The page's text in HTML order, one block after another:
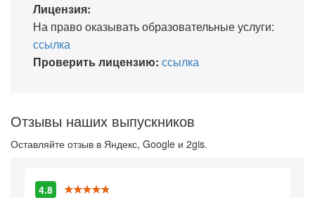
Лицензия:
На право оказывать образовательные услуги:
ссылка
Проверить лицензию: ссылка
Отзывы наших выпускников
Оставляйте отзыв в Яндекс, Google и 2gis.
4.8